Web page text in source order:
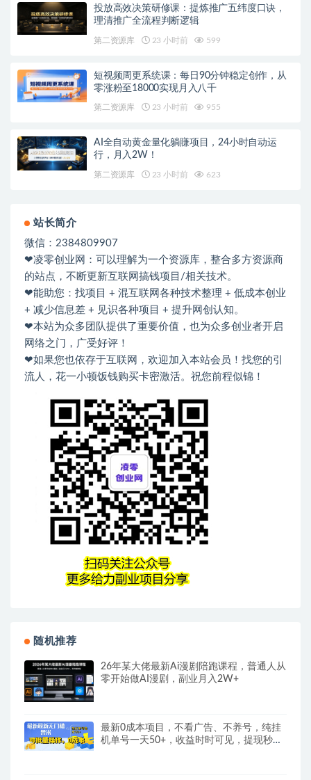
投放高效决策研修课：提炼推广五纬度口诀，
理清推广全流程判断逻辑
第二资源库 23 小时前 599
短视频周更系统课：每日90分钟稳定创作，从
零涨粉至18000实现月入八千
第二资源库 23 小时前 955
AI全自动黄金量化躺賺项目，24小时自动运
行，月入2W！
第二资源库 23 小时前 623
站长简介
微信：2384809907
❤凌零创业网：可以理解为一个资源库，整合多方资源商
的站点，不断更新互联网搞钱项目/相关技术。
❤能助您：找项目 + 混互联网各种技术整理 + 低成本创业
+ 减少信息差 + 见识各种项目 + 提升网创认知。
❤本站为众多团队提供了重要价值，也为众多创业者开启
网络之门，广受好评！
❤如果您也依存于互联网，欢迎加入本站会员！找您的引
流人，花一小顿饭钱购买卡密激活。祝您前程似锦！
随机推荐
26年某大佬最新Ai漫剧陪跑课程，普通人从
零开始做AI漫剧，副业月入2W+
最新0成本项目，不看广告、不养号，纯挂
机单号一天50+，收益时时可见，提现秒到